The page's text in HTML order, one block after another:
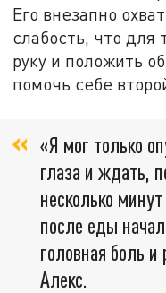
Его внезапно
слабость, что для
руку и положить
помочь себе
«Я мог только
глаза и ждать,
несколько
после еды
головная боль
Алекс.